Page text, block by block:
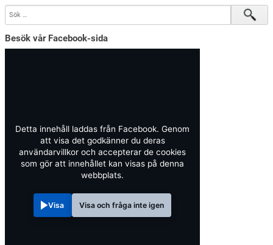
Besök vår Facebook-sida
Detta innehåll laddas från Facebook. Genom
att visa det godkänner du deras
användarvillkor och accepterar de cookies
som gör att innehållet kan visas på denna
webbplats.
Visa Visa och fråga inte igen